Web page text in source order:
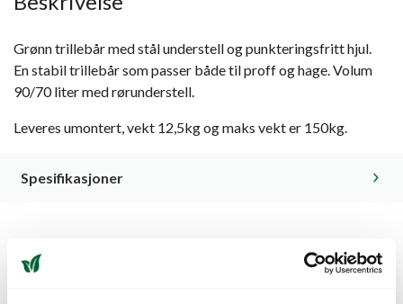
Grønn trillebår med stål understell og punkteringsfritt hjul.
En stabil trillebår som passer både til proff og hage. Volum
90/70 liter med rørunderstell.
Leveres umontert, vekt 12,5kg og maks vekt er 150kg.
Spesifikasjoner
Kunder så også på